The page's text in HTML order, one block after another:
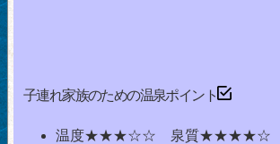
子連れ家族のための温泉ポイント
温度★★★☆☆ 泉質★★★★☆